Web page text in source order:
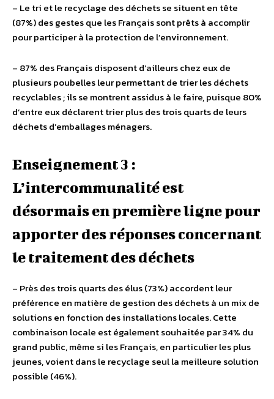
– Le tri et le recyclage des déchets se situent en tête
(87%) des gestes que les Français sont prêts à accomplir
pour participer à la protection de l’environnement.
– 87% des Français disposent d’ailleurs chez eux de
plusieurs poubelles leur permettant de trier les déchets
recyclables ; ils se montrent assidus à le faire, puisque 80%
d’entre eux déclarent trier plus des trois quarts de leurs
déchets d’emballages ménagers.
Enseignement 3 :
L’intercommunalité est
désormais en première ligne pour
apporter des réponses concernant
le traitement des déchets
– Près des trois quarts des élus (73%) accordent leur
préférence en matière de gestion des déchets à un mix de
solutions en fonction des installations locales. Cette
combinaison locale est également souhaitée par 34% du
grand public, même si les Français, en particulier les plus
jeunes, voient dans le recyclage seul la meilleure solution
possible (46%).